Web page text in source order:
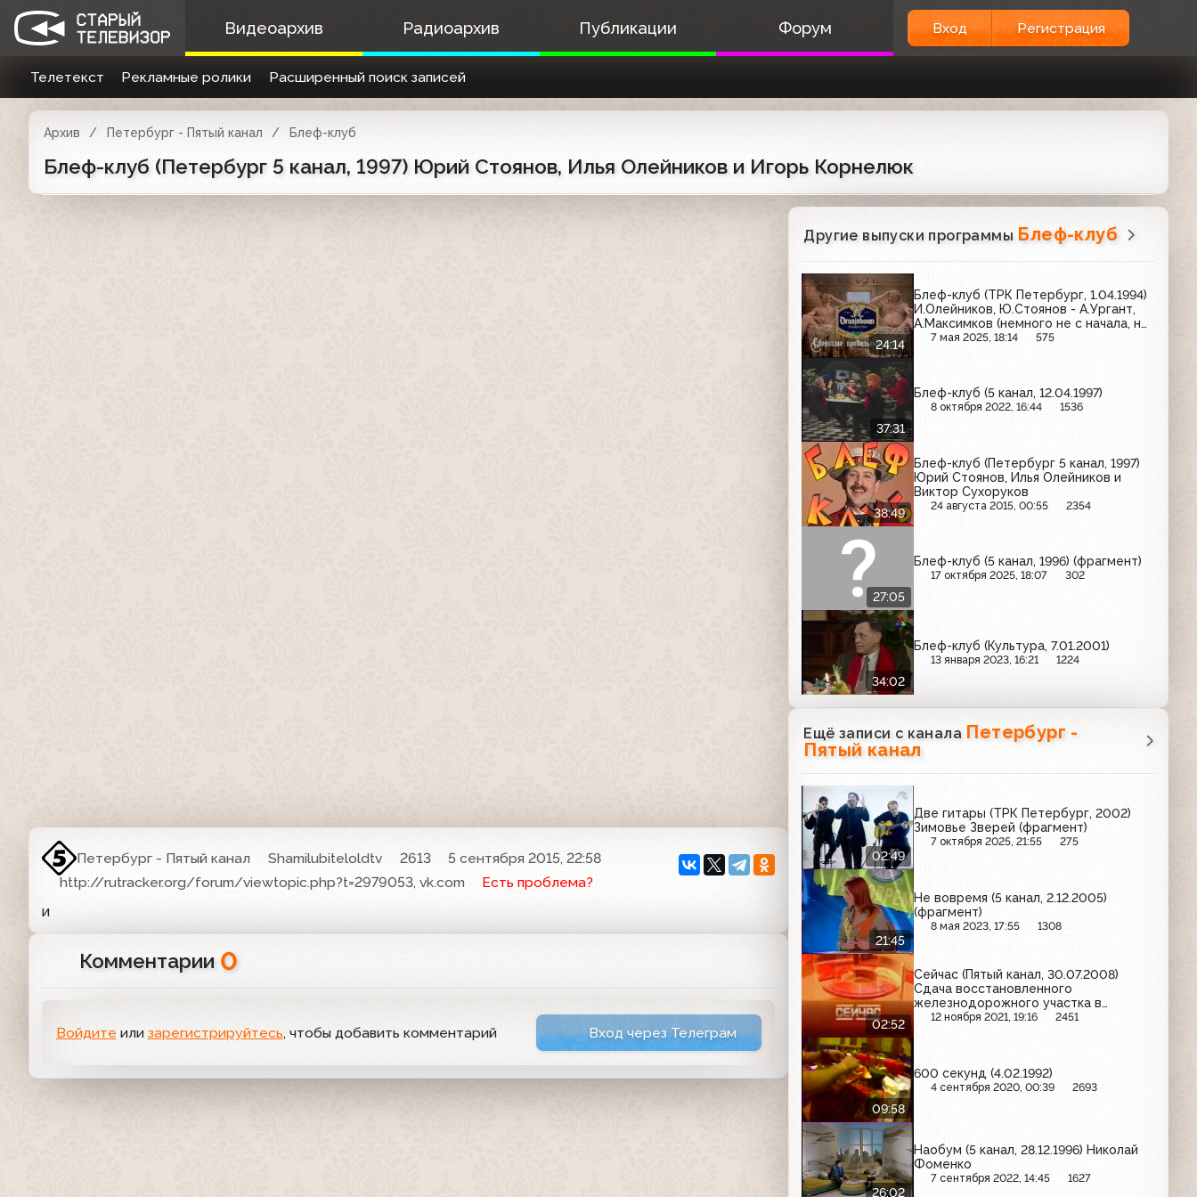
Видеоархив Радиоархив Публикации Форум Вход Регистрация
Телетекст Рекламные ролики Расширенный поиск записей
Архив Петербург - Пятый канал Блеф-клуб
Блеф-клуб (Петербург 5 канал, 1997) Юрий Стоянов, Илья Олейников и Игорь Корнелюк
Петербург - Пятый канал Shamilubiteloldtv 2613
5 сентября 2015, 22:58
http://rutracker.org/forum/viewtopic.php?t=2979053, vk.com
Есть проблема?
и
Комментарии 0
Войдите или зарегистрируйтесь, чтобы добавить комментарий Вход через Телеграм
Другие выпуски программы Блеф-клуб
24:14
Блеф-клуб (ТРК Петербург, 1.04.1994)
И.Олейников, Ю.Стоянов - А.Ургант,
А.Максимков (немного не с начала, не
до конца)
7 мая 2025, 18:14 575
37:31
Блеф-клуб (5 канал, 12.04.1997)
8 октября 2022, 16:44 1536
38:49
Блеф-клуб (Петербург 5 канал, 1997)
Юрий Стоянов, Илья Олейников и
Виктор Сухоруков
24 августа 2015, 00:55 2354
27:05
Блеф-клуб (5 канал, 1996) (фрагмент)
17 октября 2025, 18:07 302
34:02
Блеф-клуб (Культура, 7.01.2001)
13 января 2023, 16:21 1224
Ещё записи с канала Петербург -
Пятый канал
02:49
Две гитары (ТРК Петербург, 2002)
Зимовье Зверей (фрагмент)
7 октября 2025, 21:55 275
21:45
Не вовремя (5 канал, 2.12.2005)
(фрагмент)
8 мая 2023, 17:55 1308
02:52
Сейчас (Пятый канал, 30.07.2008)
Сдача восстановленного
железнодорожного участка в
Абхазии
12 ноября 2021, 19:16 2451
09:58
600 секунд (4.02.1992)
4 сентября 2020, 00:39 2693
26:02
Наобум (5 канал, 28.12.1996) Николай
Фоменко
7 сентября 2022, 14:45 1627